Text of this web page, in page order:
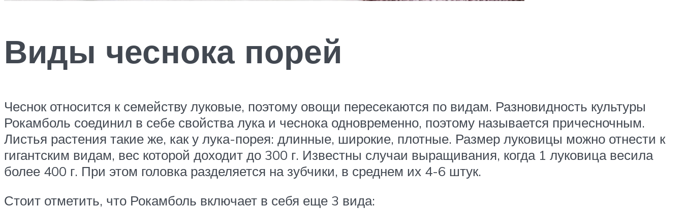
Виды чеснока порей
Чеснок относится к семейству луковые, поэтому овощи пересекаются по видам. Разновидность культуры
Рокамболь соединил в себе свойства лука и чеснока одновременно, поэтому называется причесночным.
Листья растения такие же, как у лука-порея: длинные, широкие, плотные. Размер луковицы можно отнести к
гигантским видам, вес которой доходит до 300 г. Известны случаи выращивания, когда 1 луковица весила
более 400 г. При этом головка разделяется на зубчики, в среднем их 4-6 штук.
Стоит отметить, что Рокамболь включает в себя еще 3 вида: